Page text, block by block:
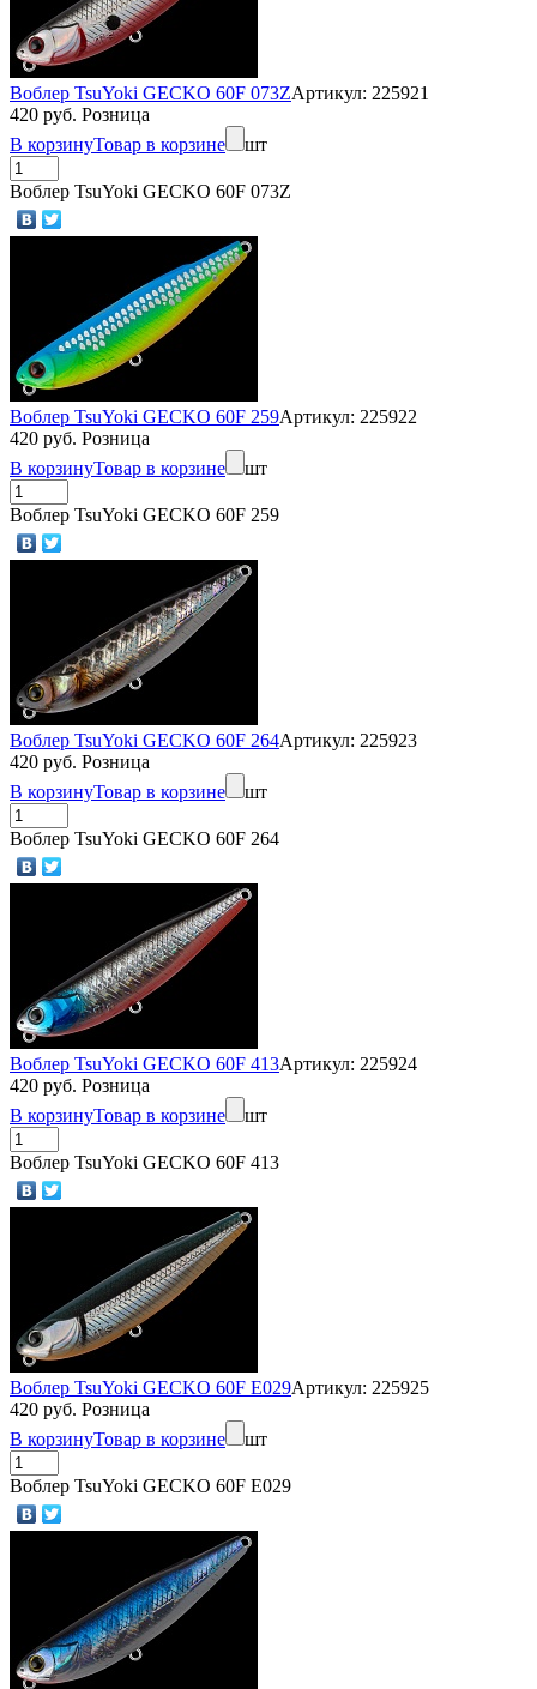
Воблер TsuYoki GECKO 60F 073ZАртикул: 225921
420 руб. Розница
В корзинуТовар в корзине шт
Воблер TsuYoki GECKO 60F 073Z
Воблер TsuYoki GECKO 60F 259Артикул: 225922
420 руб. Розница
В корзинуТовар в корзине шт
Воблер TsuYoki GECKO 60F 259
Воблер TsuYoki GECKO 60F 264Артикул: 225923
420 руб. Розница
В корзинуТовар в корзине шт
Воблер TsuYoki GECKO 60F 264
Воблер TsuYoki GECKO 60F 413Артикул: 225924
420 руб. Розница
В корзинуТовар в корзине шт
Воблер TsuYoki GECKO 60F 413
Воблер TsuYoki GECKO 60F E029Артикул: 225925
420 руб. Розница
В корзинуТовар в корзине шт
Воблер TsuYoki GECKO 60F E029